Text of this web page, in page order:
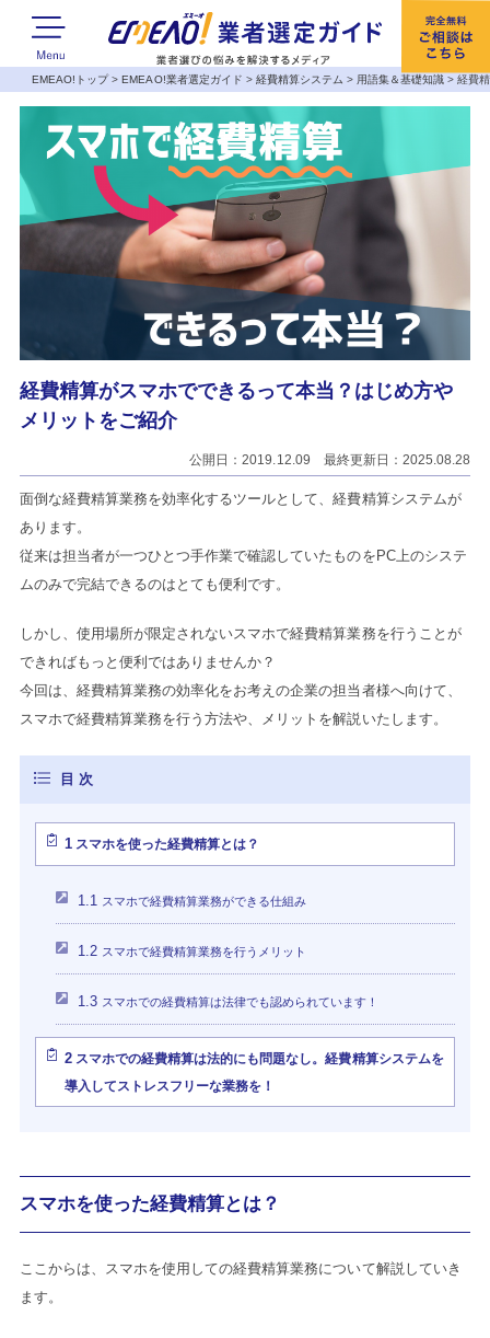
EMEAO!トップ>EMEAO!業者選定ガイド > 経費精算システム > 用語集＆基礎知識 >経費
経費精算がスマホでできるって本当？はじめ方や
メリットをご紹介
公開日：2019.12.09 最終更新日：2025.08.28
面倒な経費精算業務を効率化するツールとして、経費精算システムが
あります。
従来は担当者が一つひとつ手作業で確認していたものをPC上のシステ
ムのみで完結できるのはとても便利です。
しかし、使用場所が限定されないスマホで経費精算業務を行うことが
できればもっと便利ではありませんか？
今回は、経費精算業務の効率化をお考えの企業の担当者様へ向けて、
スマホで経費精算業務を行う方法や、メリットを解説いたします。
1スマホを使った経費精算とは？
1.1 スマホで経費精算業務ができる仕組み
1.2 スマホで経費精算業務を行うメリット
1.3 スマホでの経費精算は法律でも認められています！
2スマホでの経費精算は法的にも問題なし。経費精算システムを
導入してストレスフリーな業務を！
スマホを使った経費精算とは？
ここからは、スマホを使用しての経費精算業務について解説していき
ます。